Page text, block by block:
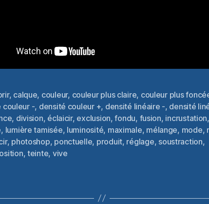
, calque, couleur, couleur plus claire, couleur plus
couleur -, densité couleur +, densité linéaire -, densité
, division, éclaicir, exclusion,fondu, fusion, incrustation,
, lumière tamisée, luminosité, maximale, mélange, mode,
, photoshop, ponctuelle, produit, réglage, soustraction,
, teinte, vive